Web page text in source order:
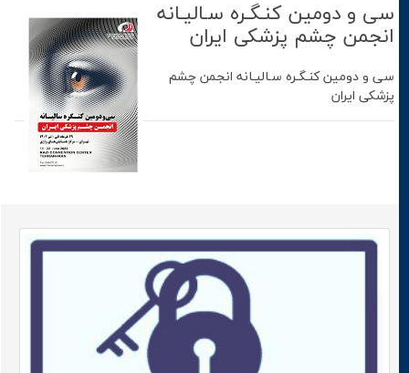
سی‌ و دومين کنـگـره سـالیـانه
انجمن چشم پزشکی ایران
سی‌ و دومين کنـگـره سـالیـانه انجمن چشم
پزشکی ایران